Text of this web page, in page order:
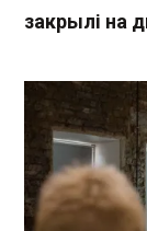
закрылі на